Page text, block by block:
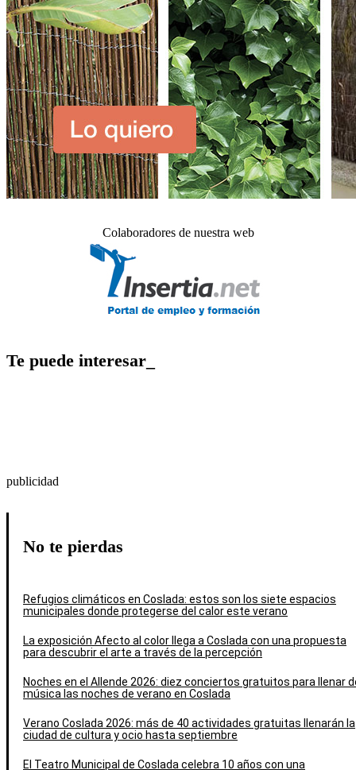
Colaboradores de nuestra web
Te puede interesar_
publicidad
No te pierdas
Refugios climáticos en Coslada: estos son los siete espacios
municipales donde protegerse del calor este verano
La exposición Afecto al color llega a Coslada con una propuesta
para descubrir el arte a través de la percepción
Noches en el Allende 2026: diez conciertos gratuitos para llenar
música las noches de verano en Coslada
Verano Coslada 2026: más de 40 actividades gratuitas llenarán la
ciudad de cultura y ocio hasta septiembre
El Teatro Municipal de Coslada celebra 10 años con una